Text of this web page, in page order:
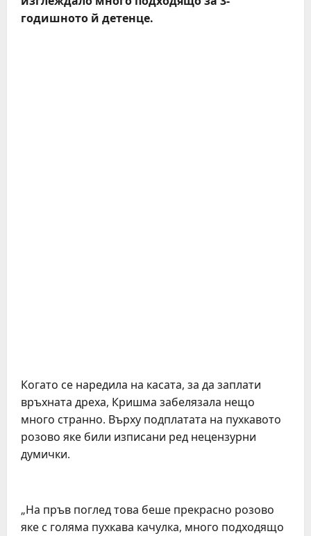
годишното й детенце.
Когато се наредила на касата, за да заплати
връхната дреха, Кришма забелязала нещо
много странно. Върху подплатата на пухкавото
розово яке били изписани ред нецензурни
думички.
„На пръв поглед това беше прекрасно розово
яке с голяма пухкава качулка, много подходящо